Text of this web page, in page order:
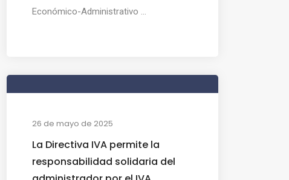
Económico-Administrativo ...
26 de mayo de 2025
La Directiva IVA permite la
responsabilidad solidaria del